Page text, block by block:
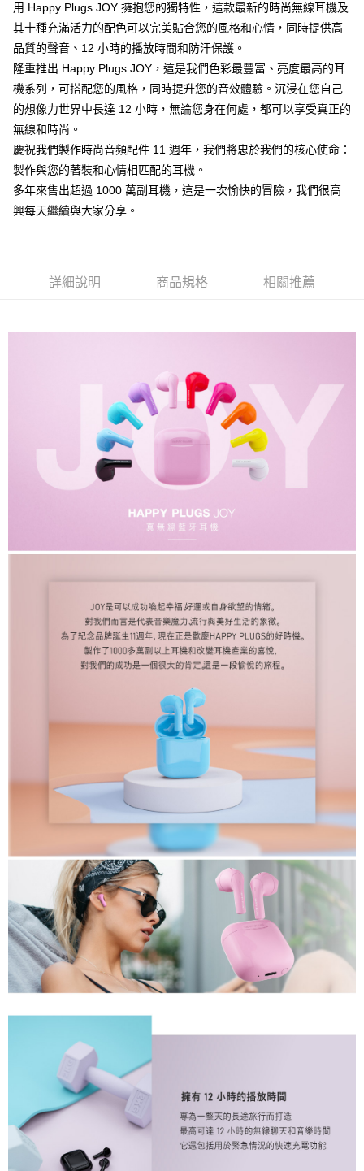
黑貓宅急便
每筆NT$120，滿NT$1,000(含以上)免運費
黑貓宅配(離島)
每筆NT$250，滿NT$2,000(含以上)免運費
付款後門市自取
每筆NT$120，滿NT$1,000(含以上)免運費
用 Happy Plugs JOY 擁抱您的獨特性，這款最新的時尚無線耳機及
其十種充滿活力的配色可以完美貼合您的風格和心情，同時提供高
品質的聲音、12 小時的播放時間和防汗保護。
隆重推出 Happy Plugs JOY，這是我們色彩最豐富、亮度最高的耳
機系列，可搭配您的風格，同時提升您的音效體驗。沉浸在您自己
的想像力世界中長達 12 小時，無論您身在何處，都可以享受真正的
無線和時尚。
慶祝我們製作時尚音頻配件 11 週年，我們將忠於我們的核心使命：
製作與您的著裝和心情相匹配的耳機。
多年來售出超過 1000 萬副耳機，這是一次愉快的冒險，我們很高
興每天繼續與大家分享。
詳細說明 商品規格 相關推薦